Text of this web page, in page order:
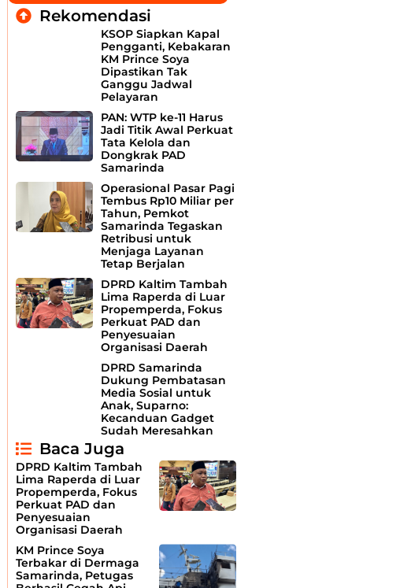
Rekomendasi
KSOP Siapkan Kapal
Pengganti, Kebakaran
KM Prince Soya
Dipastikan Tak
Ganggu Jadwal
Pelayaran
PAN: WTP ke-11 Harus
Jadi Titik Awal Perkuat
Tata Kelola dan
Dongkrak PAD
Samarinda
Operasional Pasar Pagi
Tembus Rp10 Miliar per
Tahun, Pemkot
Samarinda Tegaskan
Retribusi untuk
Menjaga Layanan
Tetap Berjalan
DPRD Kaltim Tambah
Lima Raperda di Luar
Propemperda, Fokus
Perkuat PAD dan
Penyesuaian
Organisasi Daerah
DPRD Samarinda
Dukung Pembatasan
Media Sosial untuk
Anak, Suparno:
Kecanduan Gadget
Sudah Meresahkan
Baca Juga
DPRD Kaltim Tambah
Lima Raperda di Luar
Propemperda, Fokus
Perkuat PAD dan
Penyesuaian
Organisasi Daerah
KM Prince Soya
Terbakar di Dermaga
Samarinda, Petugas